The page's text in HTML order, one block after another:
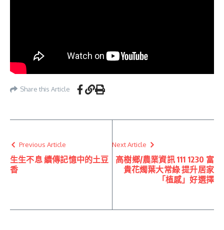
Share this Article
Previous Article
生生不息 續傳記憶中的土豆
香
Next Article
高樹鄉/農業資訊 111 1230 富
貴花燭葉大常綠 提升居家
「植感」好選擇